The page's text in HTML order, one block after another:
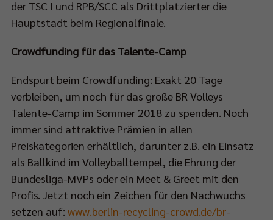
der TSC I und RPB/SCC als Drittplatzierter die
Hauptstadt beim Regionalfinale.
Crowdfunding für das Talente-Camp
Endspurt beim Crowdfunding: Exakt 20 Tage
verbleiben, um noch für das große BR Volleys
Talente-Camp im Sommer 2018 zu spenden. Noch
immer sind attraktive Prämien in allen
Preiskategorien erhältlich, darunter z.B. ein Einsatz
als Ballkind im Volleyballtempel, die Ehrung der
Bundesliga-MVPs oder ein Meet & Greet mit den
Profis. Jetzt noch ein Zeichen für den Nachwuchs
setzen auf: www.berlin-recycling-crowd.de/br-